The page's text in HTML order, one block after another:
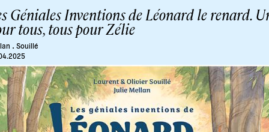
Géniales Inventions de Léonard le renard.
tous, tous pour Zélie
. Souillé